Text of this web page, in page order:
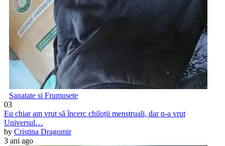
Sanatate si Frumusete
03
Eu chiar am vrut să încerc chiloții menstruali, dar n-a vrut
Universul…
by Cristina Dragomir
3 ani ago